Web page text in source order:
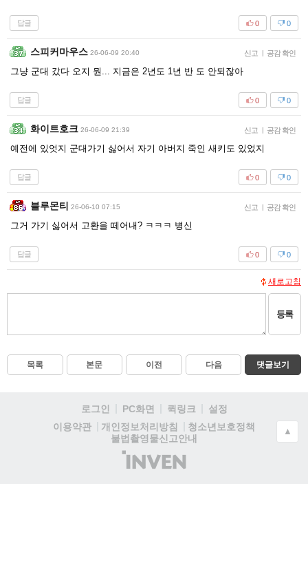
답글 0
0
스피커마우스 26-06-09 20:40 신고 | 공감 확인
그냥 군대 갔다 오지 뭔... 지금은 2년도 1년 반 도 안되잖아
답글 0
0
화이트호크 26-06-09 21:39 신고 | 공감 확인
예전에 있엇지 군대가기 싫어서 자기 아버지 죽인 새키도 있었지
답글 0
0
블루몬티 26-06-10 07:15 신고 | 공감 확인
그거 가기 싫어서 고환을 떼어내? ㅋㅋㅋ 병신
답글 0
0
새로고침
등록
목록 본문 이전 다음 댓글보기
로그인 PC화면 퀵링크
설정
이용약관
개인정보처리방침
청소년보호정책
불법촬영물신고안내
(주)
인
▲